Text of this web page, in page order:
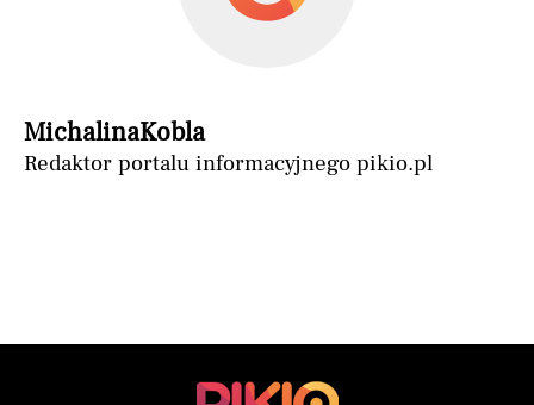
MichalinaKobla
Redaktor portalu informacyjnego pikio.pl